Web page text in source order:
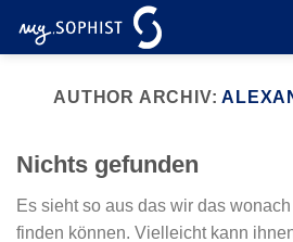
Inhalt
AUTHOR ARCHIV:
Nichts gefunden
Es sieht so aus das wir das
finden können. Vielleicht kann